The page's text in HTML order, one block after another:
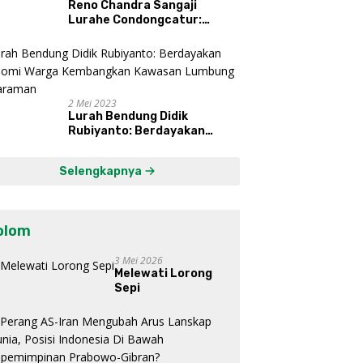
Reno Chandra Sangaji
Lurahe Condongcatur:
Proses, Dengarkan Suara
Masyarakat, dan Syukuri
Hasil
2 Mei 2023
Lurah Bendung Didik
Rubiyanto: Berdayakan
Mataraman
Selengkapnya
3 Mei 2026
Melewati Lorong
Sepi